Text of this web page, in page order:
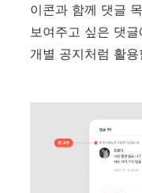
이콘과 함께 댓글
보여주고 싶은 댓
개별 공지처럼 활